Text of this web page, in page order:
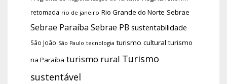
retomada rio de janeiro Rio Grande do Norte Sebrae
Sebrae Paraíba Sebrae PB sustentabilidade
São João São Paulo tecnologia turismo cultural turismo
na Paraíba turismo rural Turismo
sustentável